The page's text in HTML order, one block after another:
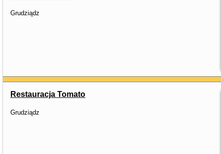
Grudziądz
Restauracja Tomato
Grudziądz